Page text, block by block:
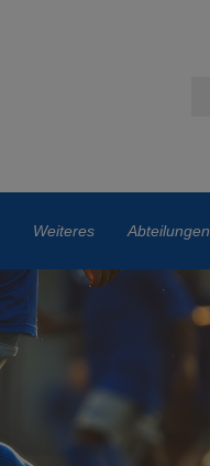
Weiteres Abteilungen